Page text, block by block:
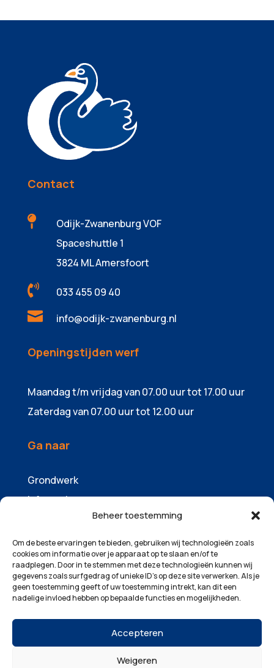
Beheer toestemming
Om de beste ervaringen te bieden, gebruiken wij technologieën zoals
cookies om informatie over je apparaat op te slaan en/of te
raadplegen. Door in te stemmen met deze technologieën kunnen wij
gegevens zoals surfgedrag of unieke ID's op deze site verwerken. Als je
geen toestemming geeft of uw toestemming intrekt, kan dit een
nadelige invloed hebben op bepaalde functies en mogelijkheden.
Accepteren
Weigeren
Contact

Odijk-Zwanenburg VOF
Spaceshuttle 1
3824 ML Amersfoort
 033 455 09 40
 info@odijk-zwanenburg.nl
Openingstijden werf
Maandag t/m vrijdag van 07.00 uur tot 17.00 uur
Zaterdag van 07.00 uur tot 12.00 uur
Ga naar
Grondwerk
Infrawerk
Containers & zandhandel
Machinepark
Over ons
Projecten
Contact